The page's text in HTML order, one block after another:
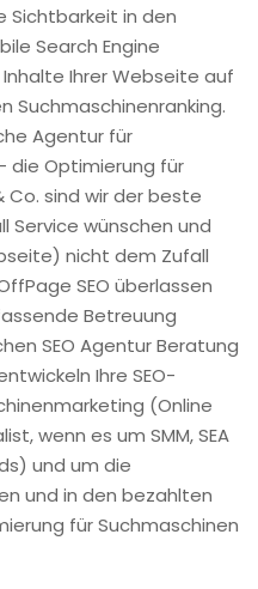
Sichtbarkeit in den
Search Engine
Ihrer Webseite auf
Suchmaschinenranking.
Agentur für
die Optimierung für
Co. sind wir der beste
Service wünschen und
nicht dem Zufall
SEO überlassen
Betreuung
SEO Agentur Beratung
Ihre SEO-
(Online
wenn es um SMM, SEA
und um die
und in den bezahlten
für Suchmaschinen